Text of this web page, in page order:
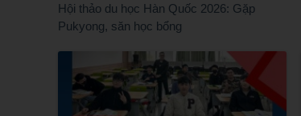
Hội thảo du học Hàn Quốc 2026: Gặp
Pukyong, săn học bổng